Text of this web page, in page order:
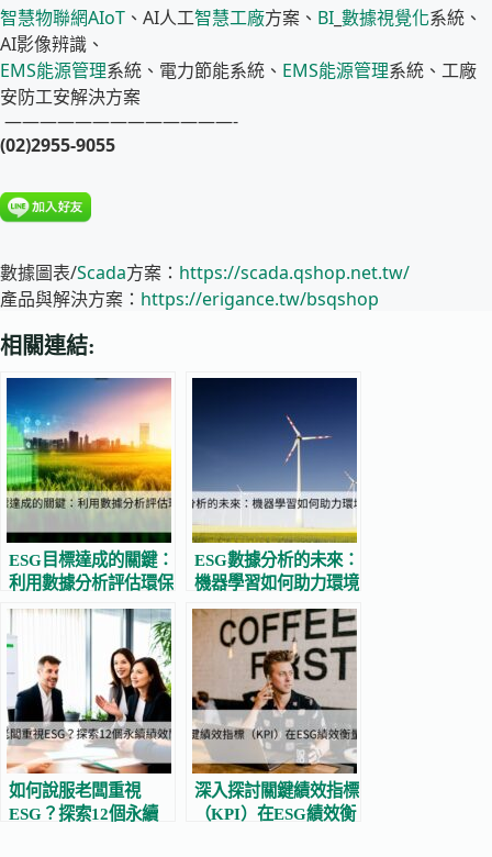
智慧物聯網AIoT 、AI人工智慧工廠方案、 BI 數據視覺化系統、
AI影像辨識、
EMS能源管理系統、電力節能系統、 EMS能源管理系統、工廠
安防工安解決方案
—————————————-
(02)2955-9055
數據圖表/Scada方案： https://scada.qshop.net.tw/
產品與解決方案： https://erigance.tw/bsqshop
相關連結:
ESG目標達成的關鍵：
利用數據分析評估環保
表現
ESG數據分析的未來：
機器學習如何助力環境
影響評估
如何說服老闆重視
ESG？探索12個永續
深入探討關鍵績效指標
（KPI）在ESG績效衡